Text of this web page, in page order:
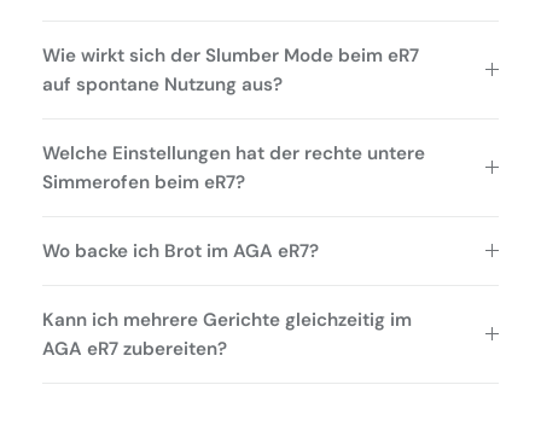
Wie wirkt sich der Slumber Mode beim eR7
auf spontane Nutzung aus?
Welche Einstellungen hat der rechte untere
Simmerofen beim eR7?
Wo backe ich Brot im AGA eR7?
Kann ich mehrere Gerichte gleichzeitig im
AGA eR7 zubereiten?